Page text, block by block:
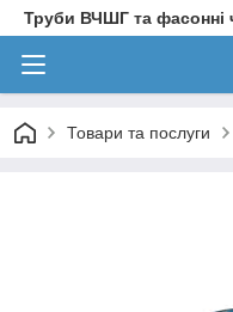
Труби ВЧШГ та фасонні
Товари та послуги